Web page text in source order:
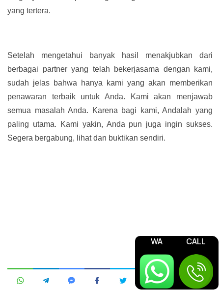
yang tertera.
Setelah mengetahui banyak hasil menakjubkan dari
berbagai partner yang telah bekerjasama dengan kami,
sudah jelas bahwa hanya kami yang akan memberikan
penawaran terbaik untuk Anda. Kami akan menjawab
semua masalah Anda. Karena bagi kami, Andalah yang
paling utama. Kami yakin, Anda pun juga ingin sukses.
Segera bergabung, lihat dan buktikan sendiri.
WA CALL